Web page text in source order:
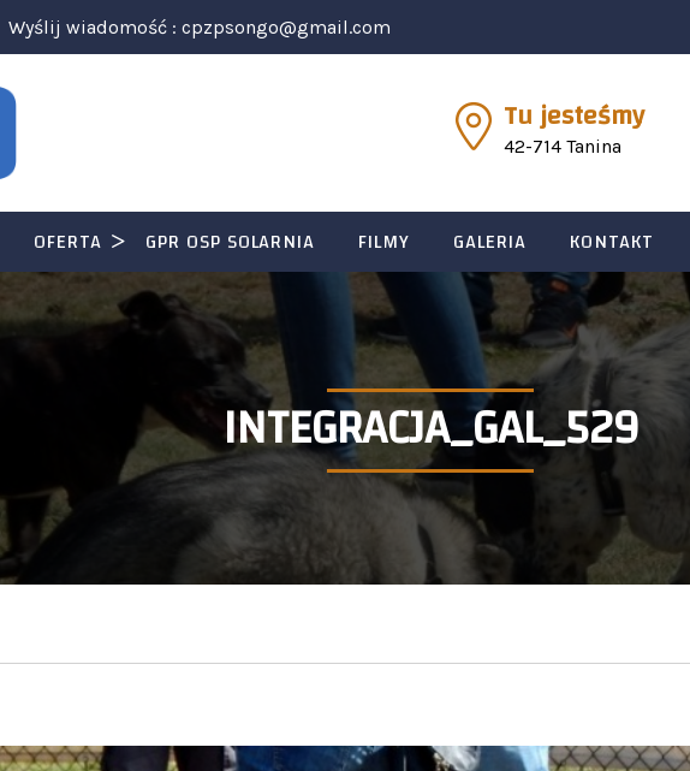
Wyślij wiadomość : cpzpsongo@gmail.com
Tu jesteśmy
42-714 Tanina
OFERTA GPR OSP SOLARNIA FILMY GALERIA KONTAKT
INTEGRACJA_GAL_529